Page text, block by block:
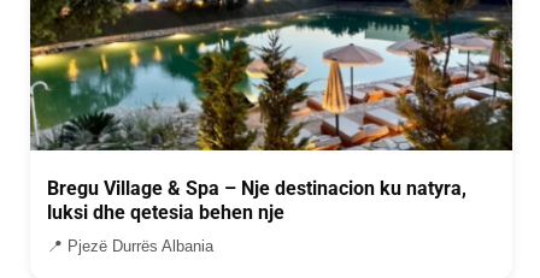
Bregu Village & Spa – Nje destinacion ku natyra,
luksi dhe qetesia behen nje
📍 Pjezë Durrës Albania